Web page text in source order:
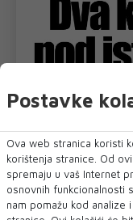
Postavke
Ova web stranica koristi
korištenja stranice. Od
spremaju u vaš Internet
osnovnih funkcionalnosti
nam pomažu kod analize